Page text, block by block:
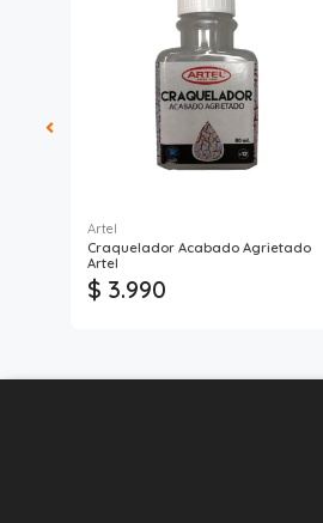
Artel
Craquelador Acabado Agrietado
Artel
$ 3.990